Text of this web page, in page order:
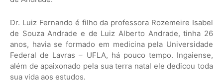
Dr. Luiz Fernando é filho da professora Rozemeire Isabel
de Souza Andrade e de Luiz Alberto Andrade, tinha 26
anos, havia se formado em medicina pela Universidade
Federal de Lavras – UFLA, há pouco tempo. Ingaiense,
além de apaixonado pela sua terra natal ele dedicou toda
sua vida aos estudos.